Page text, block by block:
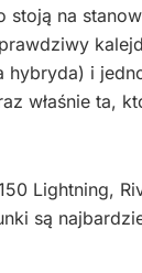
stoją na
hybryda) i
właśnie ta,
Lightning,
są